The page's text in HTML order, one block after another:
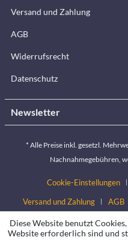
Versand und Zahlung
AGB
Widerrufsrecht
Datenschutz
Newsletter
* Alle Preise inkl. gesetzl.
Nachnahmegebühren,
Cookie-Einstellungen
Versand und Zahlung
AGB
Diese Website benutzt
Website erforderlich sind und